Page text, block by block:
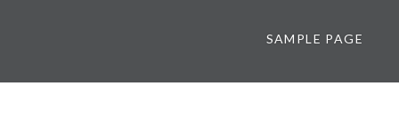
SAMPLE PAGE